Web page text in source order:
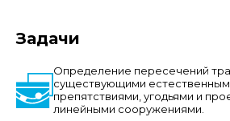
Задачи
Определение пересечений
существующими
препятствиями, угодьями и
линейными сооружениями.